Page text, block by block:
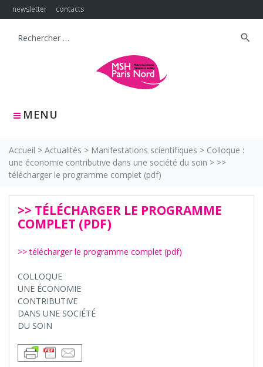
Skip
to
newsletter contacts
MENU
Search
search
Accueil > Actualités > Manifestations scientifiques > Colloque :
une économie contributive dans une société du soin > >>
télécharger le programme complet (pdf)
>> TÉLÉCHARGER LE PROGRAMME
COMPLET (PDF)
>> télécharger le programme complet (pdf)
COLLOQUE
UNE ÉCONOMIE
CONTRIBUTIVE
DANS UNE SOCIÉTÉ
DU SOIN